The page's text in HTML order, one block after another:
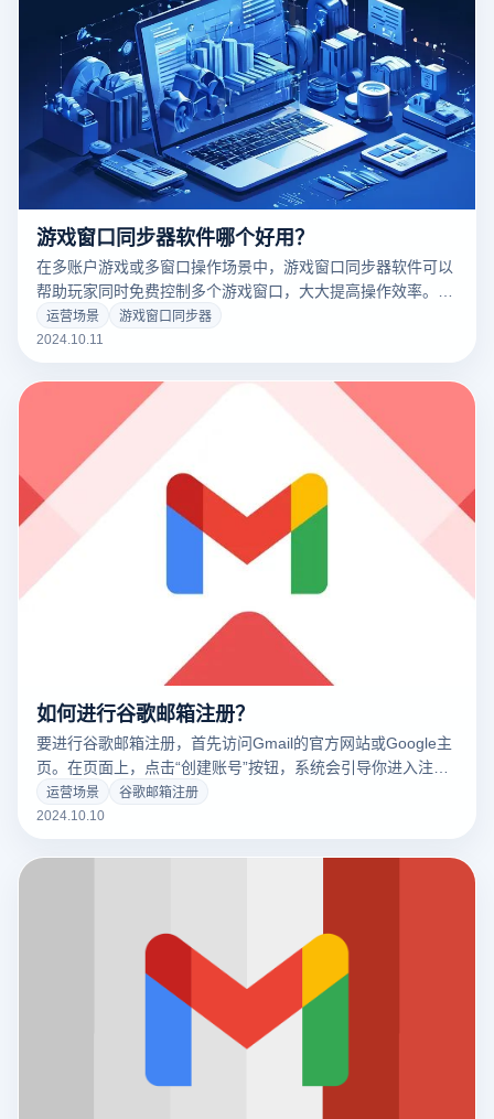
游戏窗口同步器软件哪个好用？
在多账户游戏或多窗口操作场景中，游戏窗口同步器软件可以
帮助玩家同时免费控制多个游戏窗口，大大提高操作效率。无
论是挂机、刷资源，还是复杂的多角色管理，适当的同步器软
件都可以简化操作，减少手动重复操作的麻烦。然而，市场上
自己需求的软件是玩家普遍关心的问题。本文将介绍几个主流
的游戏窗口同步器软件，并比较它们的功能、使用体验和适用
场景，以帮助您找到最合适的选择。
运营场景
游戏窗口同步器
2024.10.11
如何进行谷歌邮箱注册？
要进行谷歌邮箱注册，首先访问Gmail的官方网站或Google主
页。在页面上，点击“创建账号”按钮，系统会引导你进入注册
页面。在注册过程中，你需要填写一些基本信息，包括你的姓
名、希望使用的邮箱地址（用户名）、密码等。建议选择一个
信息后，继续按照提示输入手机号码和备用邮箱，以便进行身
运营场景
谷歌邮箱注册
2024.10.10